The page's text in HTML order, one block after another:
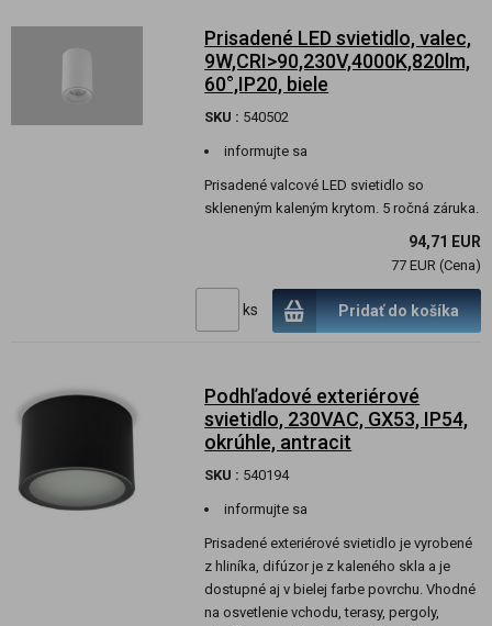
Prisadené LED svietidlo, valec,
9W,CRI>90,230V,4000K,820lm,
60°,IP20, biele
SKU : 540502
informujte sa
Prisadené valcové LED svietidlo so
skleneným kaleným krytom. 5 ročná záruka.
94,71 EUR
77 EUR (Cena)
ks Pridať do košíka
Podhľadové exteriérové
svietidlo, 230VAC, GX53, IP54,
okrúhle, antracit
SKU : 540194
informujte sa
Prisadené exteriérové svietidlo je vyrobené
z hliníka, difúzor je z kaleného skla a je
dostupné aj v bielej farbe povrchu. Vhodné
na osvetlenie vchodu, terasy, pergoly,